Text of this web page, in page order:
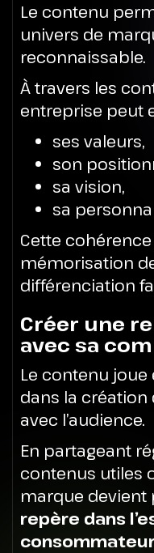
Le contenu
univers de
reconnaissable.
À travers les
entreprise peut
ses valeurs,
son
sa vision,
sa
Cette
mémorisation
différenciation
Créer une
avec sa
Le contenu
dans la création
avec l’audience.
En partageant
contenus utiles
marque devient
repère dans